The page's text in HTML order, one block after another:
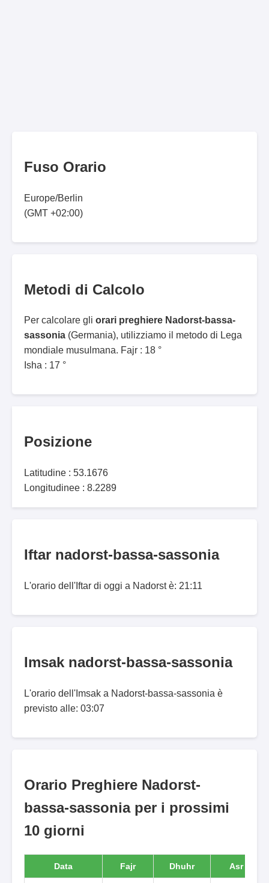
Fuso Orario
Europe/Berlin
(GMT +02:00)
Metodi di Calcolo
Per calcolare gli orari preghiere Nadorst-bassa-
sassonia (Germania), utilizziamo il metodo di Lega
mondiale musulmana. Fajr : 18 °
Isha : 17 °
Posizione
Latitudine : 53.1676
Longitudinee : 8.2289
Iftar nadorst-bassa-sassonia
L'orario dell'Iftar di oggi a Nadorst è: 21:11
Imsak nadorst-bassa-sassonia
L'orario dell'Imsak a Nadorst-bassa-sassonia è
previsto alle: 03:07
Orario Preghiere Nadorst-
bassa-sassonia per i prossimi
10 giorni
Data Fajr Dhuhr Asr